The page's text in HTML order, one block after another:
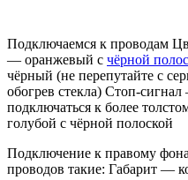
Подключаемся к проводам
— оранжевый с чёрной
чёрный (не перепутайте с
обогрев стекла) Стоп-
подключаться к более
голубой с чёрной полоской
Подключение к правому
проводов такие: Габарит —